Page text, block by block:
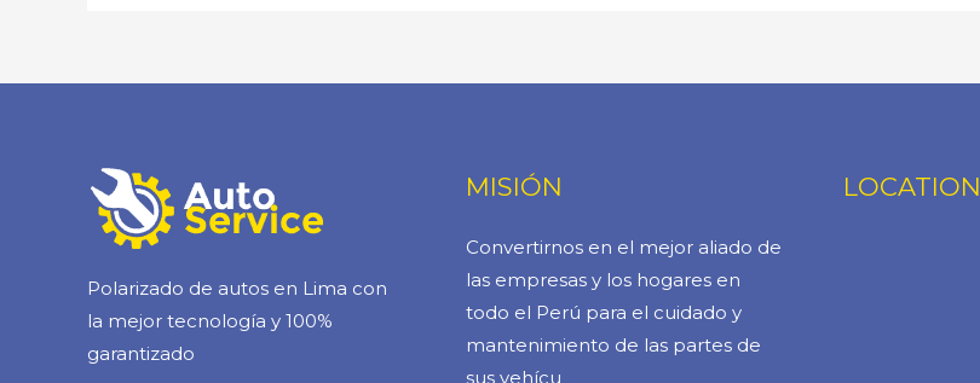
Polarizado de autos en Lima con
la mejor tecnología y 100%
garantizado
MISIÓN
Convertirnos en el mejor aliado de
las empresas y los hogares en
todo el Perú para el cuidado y
mantenimiento de las partes de
sus vehícu
LOCATION